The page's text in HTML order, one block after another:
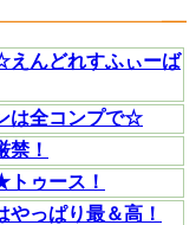
えんどれすふぃーば
は全コンプで☆
禁！
ゥース！
やっぱり最＆高！